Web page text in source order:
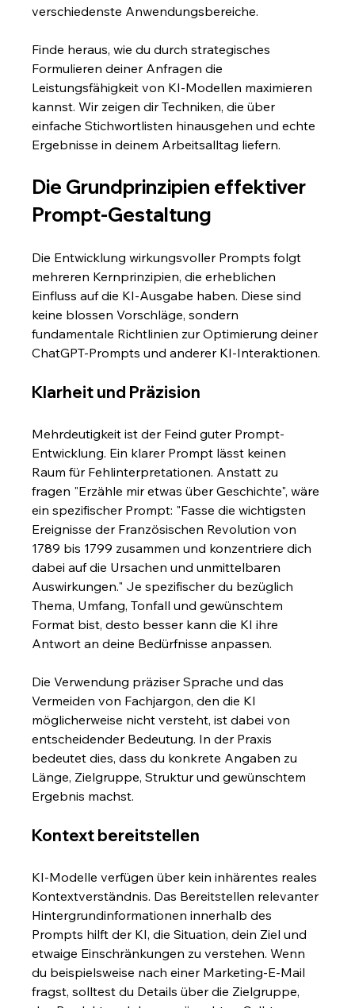
verschiedenste Anwendungsbereiche.
Finde heraus, wie du durch strategisches
Formulieren deiner Anfragen die
Leistungsfähigkeit von KI-Modellen maximieren
kannst. Wir zeigen dir Techniken, die über
einfache Stichwortlisten hinausgehen und echte
Ergebnisse in deinem Arbeitsalltag liefern.
Die Grundprinzipien effektiver
Prompt-Gestaltung
Die Entwicklung wirkungsvoller Prompts folgt
mehreren Kernprinzipien, die erheblichen
Einfluss auf die KI-Ausgabe haben. Diese sind
keine blossen Vorschläge, sondern
fundamentale Richtlinien zur Optimierung deiner
ChatGPT-Prompts und anderer KI-Interaktionen.
Klarheit und Präzision
Mehrdeutigkeit ist der Feind guter Prompt-
Entwicklung. Ein klarer Prompt lässt keinen
Raum für Fehlinterpretationen. Anstatt zu
fragen "Erzähle mir etwas über Geschichte", wäre
ein spezifischer Prompt: "Fasse die wichtigsten
Ereignisse der Französischen Revolution von
1789 bis 1799 zusammen und konzentriere dich
dabei auf die Ursachen und unmittelbaren
Auswirkungen." Je spezifischer du bezüglich
Thema, Umfang, Tonfall und gewünschtem
Format bist, desto besser kann die KI ihre
Antwort an deine Bedürfnisse anpassen.
Die Verwendung präziser Sprache und das
Vermeiden von Fachjargon, den die KI
möglicherweise nicht versteht, ist dabei von
entscheidender Bedeutung. In der Praxis
bedeutet dies, dass du konkrete Angaben zu
Länge, Zielgruppe, Struktur und gewünschtem
Ergebnis machst.
Kontext bereitstellen
KI-Modelle verfügen über kein inhärentes reales
Kontextverständnis. Das Bereitstellen relevanter
Hintergrundinformationen innerhalb des
Prompts hilft der KI, die Situation, dein Ziel und
etwaige Einschränkungen zu verstehen. Wenn
du beispielsweise nach einer Marketing-E-Mail
fragst, solltest du Details über die Zielgruppe,